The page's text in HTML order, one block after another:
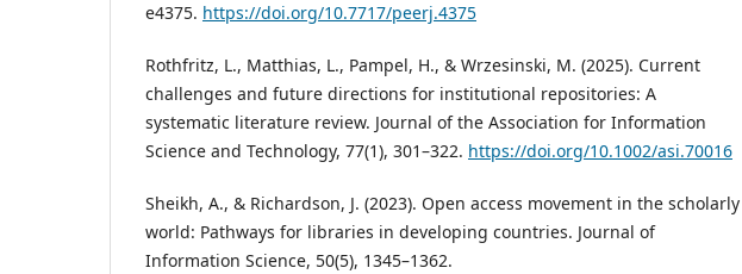
e4375. https://doi.org/10.7717/peerj.4375
Rothfritz, L., Matthias, L., Pampel, H., & Wrzesinski, M. (2025). Current
challenges and future directions for institutional repositories: A
systematic literature review. Journal of the Association for Information
Science and Technology, 77(1), 301–322. https://doi.org/10.1002/asi.70016
Sheikh, A., & Richardson, J. (2023). Open access movement in the scholarly
world: Pathways for libraries in developing countries. Journal of
Information Science, 50(5), 1345–1362.